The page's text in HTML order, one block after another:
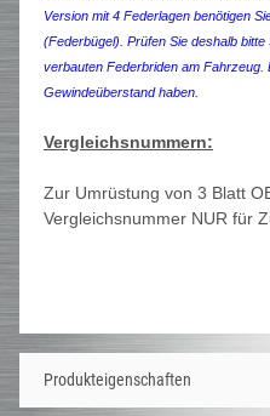
Version mit 4 Federlagen benötigen
(Federbügel). Prüfen Sie deshalb
verbauten Federbriden am Fahrzeug.
Gewindeüberstand haben.
Vergleichsnummern:
Zur Umrüstung von 3 Blatt
Vergleichsnummer NUR für
Produkteigenschaften